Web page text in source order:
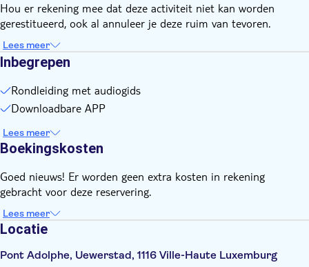
Hou er rekening mee dat deze activiteit niet kan worden
gerestitueerd, ook al annuleer je deze ruim van tevoren.
Lees meer
Inbegrepen
Rondleiding met audiogids
Downloadbare APP
Lees meer
Boekingskosten
Goed nieuws! Er worden geen extra kosten in rekening
gebracht voor deze reservering.
Lees meer
Locatie
Pont Adolphe, Uewerstad, 1116 Ville-Haute Luxemburg